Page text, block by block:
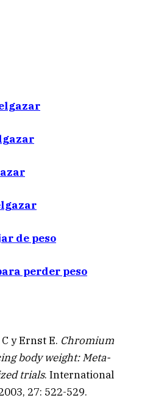
de peso
perder peso
y Ernst E. Chromium
body weight: Meta-
trials. International
27: 522-529.